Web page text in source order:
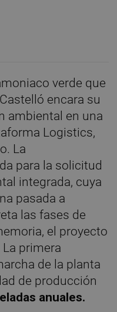
verde que
Castelló encara su
ambiental en una
Logistics,
La
para la solicitud
integrada, cuya
pasada a
las fases de
el proyecto
primera
de la planta
de producción
anuales.